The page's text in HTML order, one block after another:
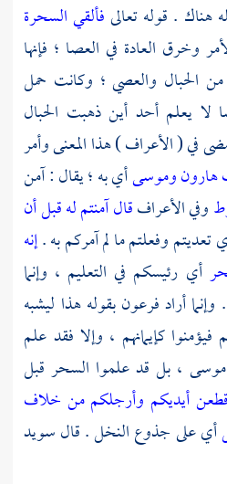
هناك . قوله تعالىفألقي السحرة
وخرق العادة في العصا ؛ فإنها
من الحبال والعصي ؛ وكانت حمل
لا يعلم أحد أين ذهبت الحبال
في ( الأعراف ) هذا المعنى وأمر
هارون وموسىأي به ؛ يقال : آمن
وفي الأعرافقال آمنتم له قبل أن
تعديتم وفعلتم ما لم آمركم به .إنه
أي رئيسكم في التعليم ، وإنما
أرادفرعونبقوله هذا ليشبه
كإيمانهم ، وإلا فقد علم
موسى ، بل قد علموا السحر قبل
أيديكم وأرجلكم من خلاف
أي على جذوع النخل . قالسويد